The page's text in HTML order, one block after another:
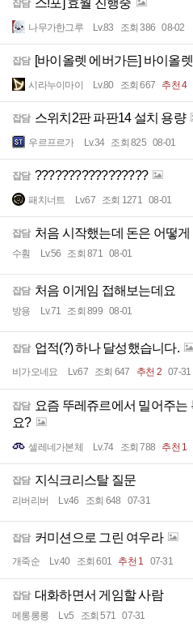
잡담 스!포] 효월 진행중
나무가한그루 Lv.83 조회 386 08-02
잡담 [바이올렛 에버가든] 바이올
시라누이마이 Lv.80 조회 667 추천 4
잡담 스위치2판 파판14 설치 용량
우르프르가 Lv.34 조회 825 08-01
잡담 ?????????????????
패치너트 Lv.67 조회 1271 08-01
잡담 처음 시작했는데 돈은 어떻
수훤 Lv.56 조회 871 08-01
잡담 처음 이게임 접해보는데요
방용 Lv.71 조회 899 08-01
잡담 업적(?) 하나 달성했습니다.
비가오네요 Lv.67 조회 647 추천 2 07-31
잡담 요즘 뚜레쥬르에서 밀어주는
요?
셀레네가본체 Lv.74 조회 788 추천 1
잡담 지식크리스탈 질문
리버리버 Lv.46 조회 648 07-31
잡담 커미션으로 그린 여우라
개죽순 Lv.40 조회 601 추천 1 07-31
잡담 대화하면서 게임할 사람
메롱롱롱 Lv.5 조회 571 07-31